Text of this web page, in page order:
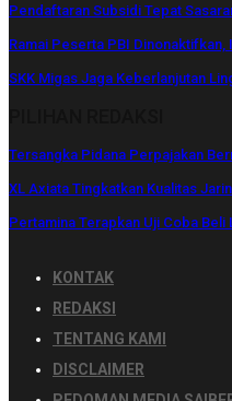
Pendaftaran Subsidi Tepat
Ramai Peserta PBI Dinonaktifkan,
SKK Migas Jaga Keberlanjutan
Tersangka Pidana Perpajakan
XL Axiata Tingkatkan Kualitas
Pertamina Terapkan Uji Coba Beli
KONTAK
REDAKSI
TENTANG KAMI
DISCLAIMER